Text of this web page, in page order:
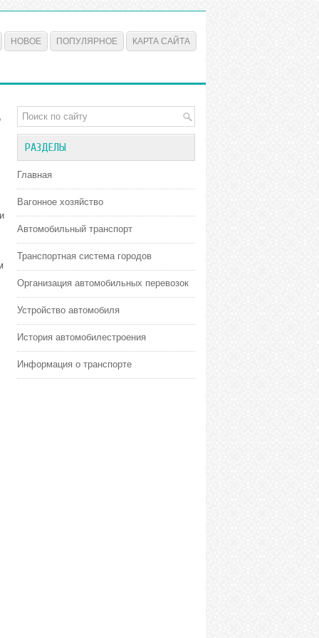
НОВОЕ ПОПУЛЯРНОЕ КАРТА САЙТА
РАЗДЕЛЫ
Главная
Вагонное хозяйство
Автомобильный транспорт
Транспортная система городов
Организация автомобильных перевозок
Устройство автомобиля
История автомобилестроения
Информация о транспорте